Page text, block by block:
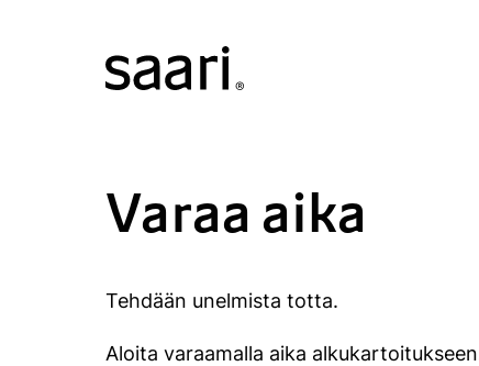
Varaa aika
Tehdään unelmista totta.
Aloita varaamalla aika